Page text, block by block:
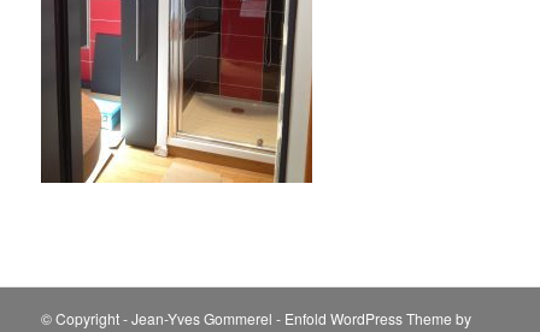
© Copyright - Jean-Yves Gommerel - Enfold WordPress Theme by